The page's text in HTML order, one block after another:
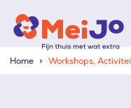
Home Workshops,